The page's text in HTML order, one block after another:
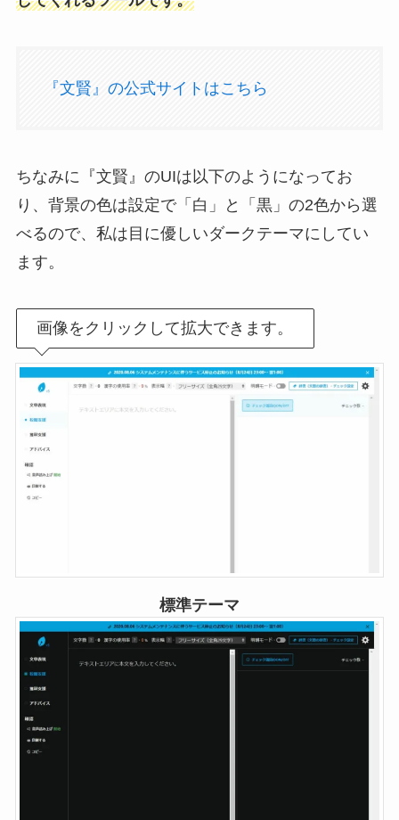
『文賢』の公式サイトはこちら
ちなみに『文賢』のUIは以下のようになってお
り、背景の色は設定で「白」と「黒」の2色から選
べるので、私は目に優しいダークテーマにしてい
ます。
画像をクリックして拡大できます。
標準テーマ